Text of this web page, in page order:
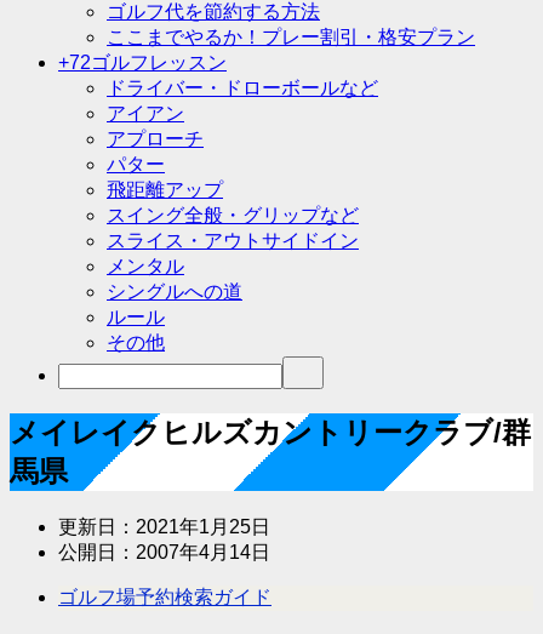
ゴルフ代を節約する方法
ここまでやるか！プレー割引・格安プラン
+72ゴルフレッスン
ドライバー・ドローボールなど
アイアン
アプローチ
パター
飛距離アップ
スイング全般・グリップなど
スライス・アウトサイドイン
メンタル
シングルへの道
ルール
その他
メイレイクヒルズカントリークラブ/群
馬県
更新日： 2021年1月25日
公開日： 2007年4月14日
ゴルフ場予約検索ガイド